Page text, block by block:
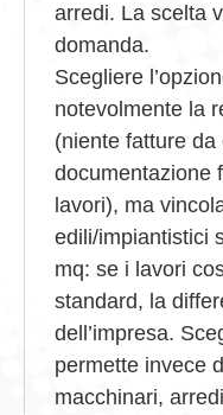
arredi. La scelta
domanda.
Scegliere
notevolmente la
(niente fatture
documentazione
lavori), ma
edili/impiantistici
mq: se i lavori
standard, la
dell’impresa.
permette invece
macchinari,